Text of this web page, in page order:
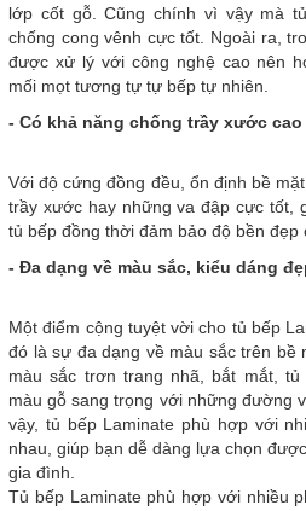
lớp cốt gỗ. Cũng chính vì vậy mà
chống cong vênh cực tốt. Ngoài ra,
được xử lý với công nghệ cao nên
mối mọt tương tự tự bếp tự nhiên.
- Có khả năng chống trầy xước cao
Với độ cứng đồng đều, ổn định bề
trầy xước hay những va đập cực tốt,
tủ bếp đồng thời đảm bảo độ bền đẹp
- Đa dạng về màu sắc, kiểu dáng
Một điểm cộng tuyệt vời cho tủ bếp
đó là sự đa dạng về màu sắc trên bề
màu sắc trơn trang nhã, bắt mắt,
màu gỗ sang trọng với những đường
vậy, tủ bếp Laminate phù hợp với
nhau, giúp bạn dễ dàng lựa chọn
gia đình.
Tủ bếp Laminate phù hợp với nhiều